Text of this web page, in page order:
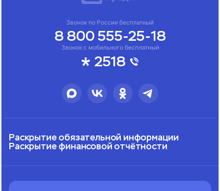
Звонок с мобильного бесплатный
2518
Звонок по России бесплатный
8 800 555-25-18
Раскрытие обязательной информации
Раскрытие финансовой отчётности